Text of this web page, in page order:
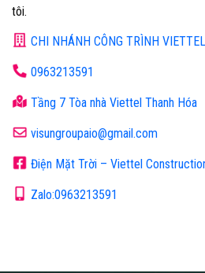
tôi.
CHI NHÁNH CÔNG TRÌNH
0963213591
Tầng 7 Tòa nhà Viettel Thanh Hóa
visungroupaio@gmail.com
Điện Mặt Trời – Viettel
Zalo:0963213591